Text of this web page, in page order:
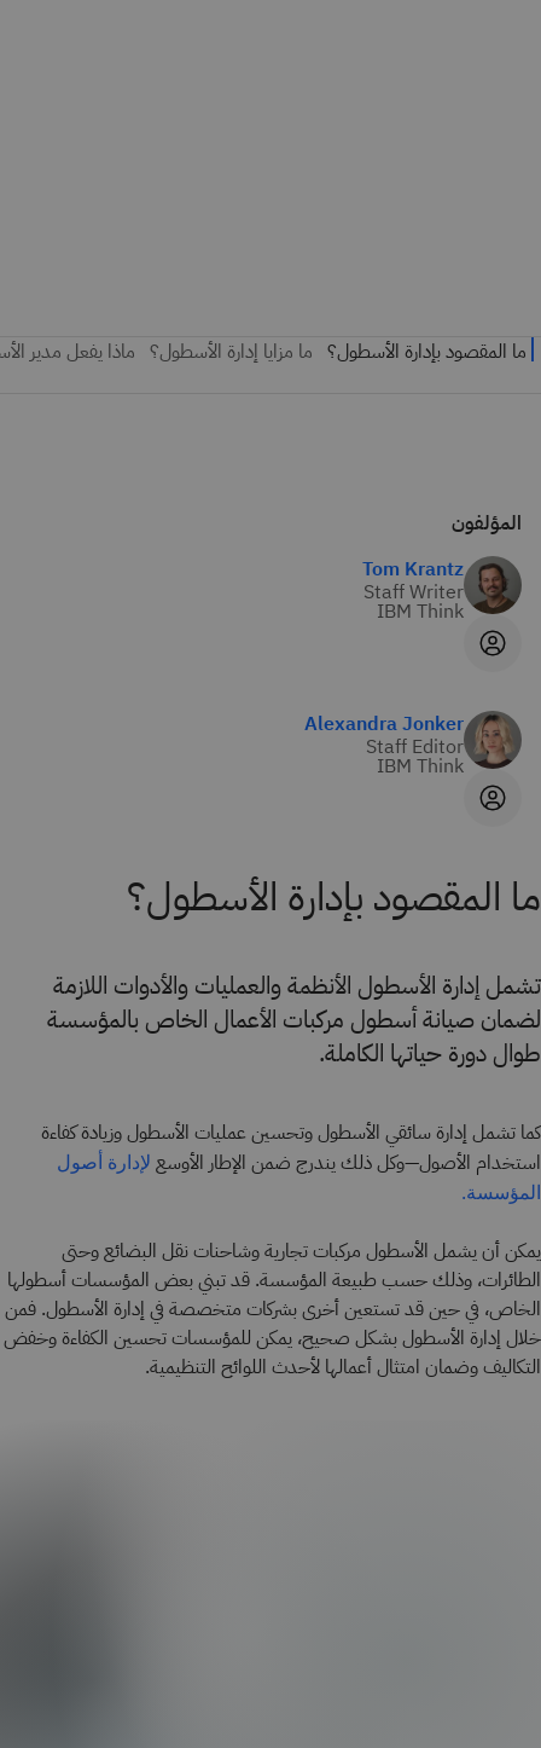
المؤلفون
Tom Krantz
Staff Writer
IBM Think
Alexandra Jonker
Staff Editor
IBM Think
ما المقصود بإدارة الأسطول؟
تشمل إدارة الأسطول الأنظمة والعمليات والأدوات اللازمة
لضمان صيانة أسطول مركبات الأعمال الخاص بالمؤسسة
طوال دورة حياتها الكاملة.
كما تشمل إدارة سائقي الأسطول وتحسين عمليات الأسطول وزيادة كفاءة
استخدام الأصول—وكل ذلك يندرج ضمن الإطار الأوسع لإدارة أصول
المؤسسة.
يمكن أن يشمل الأسطول مركبات تجارية وشاحنات نقل البضائع وحتى
الطائرات، وذلك حسب طبيعة المؤسسة. قد تبني بعض المؤسسات أسطولها
الخاص، في حين قد تستعين أخرى بشركات متخصصة في إدارة الأسطول. فمن
خلال إدارة الأسطول بشكل صحيح، يمكن للمؤسسات تحسين الكفاءة وخفض
التكاليف وضمان امتثال أعمالها لأحدث اللوائح التنظيمية.